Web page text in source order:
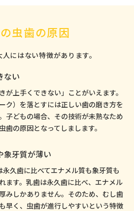
虫歯の原因
にはない特徴があります。
ない
が上手くできない」ことがいえます。
ク）を落とすには正しい歯の磨き方を
子どもの場合、その技術が未熟なため
歯の原因となってしまします。
象牙質が薄い
久歯に比べてエナメル質も象牙質も
ます。乳歯は永久歯に比べ、エナメル
みしかありません。そのため、むし歯
早く、虫歯が進行しやすいという特徴